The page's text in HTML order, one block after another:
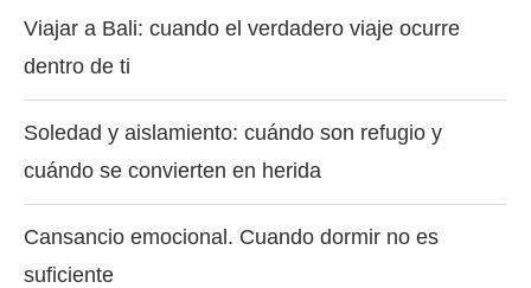
Viajar a Bali: cuando el verdadero viaje ocurre
dentro de ti
Soledad y aislamiento: cuándo son refugio y
cuándo se convierten en herida
Cansancio emocional. Cuando dormir no es
suficiente